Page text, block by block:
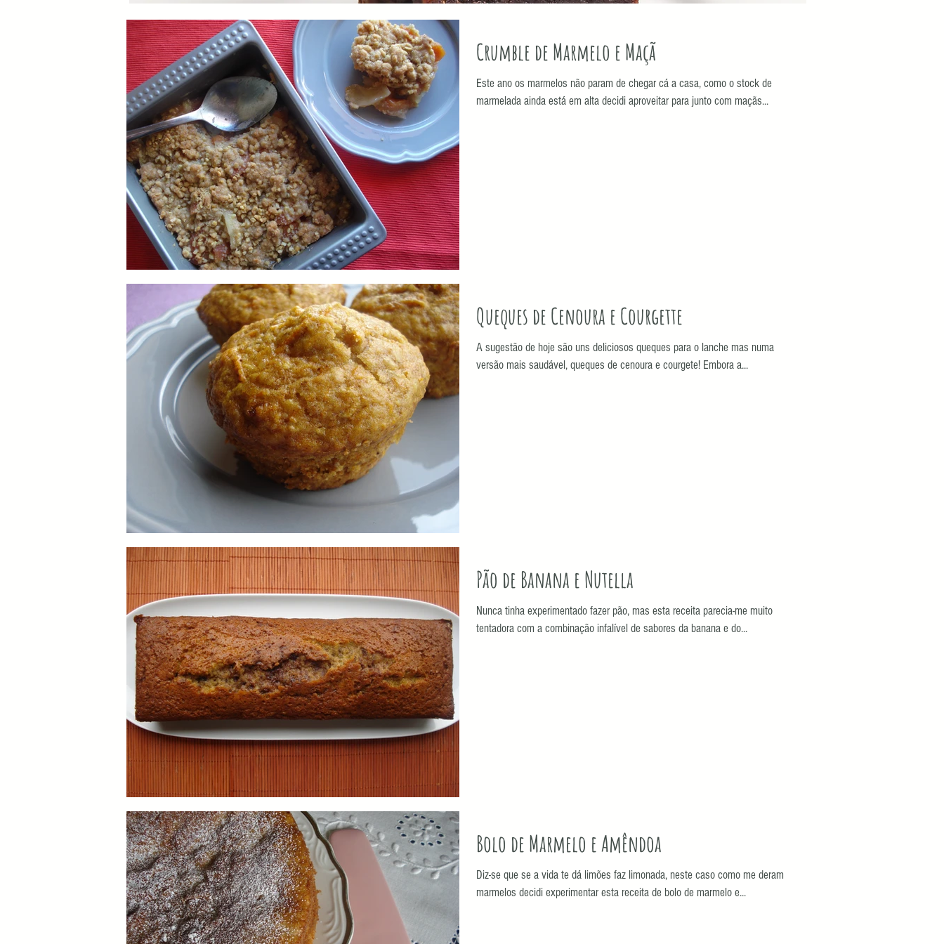
Crumble de Marmelo e Maçã
Este ano os marmelos não param de chegar cá a casa, como o stock de
marmelada ainda está em alta decidi aproveitar para junto com maçãs...
Queques de Cenoura e Courgette
A sugestão de hoje são uns deliciosos queques para o lanche mas numa
versão mais saudável, queques de cenoura e courgete! Embora a...
Pão de Banana e Nutella
Nunca tinha experimentado fazer pão, mas esta receita parecia-me muito
tentadora com a combinação infalível de sabores da banana e do...
Bolo de Marmelo e Amêndoa
Diz-se que se a vida te dá limões faz limonada, neste caso como me deram
marmelos decidi experimentar esta receita de bolo de marmelo e...